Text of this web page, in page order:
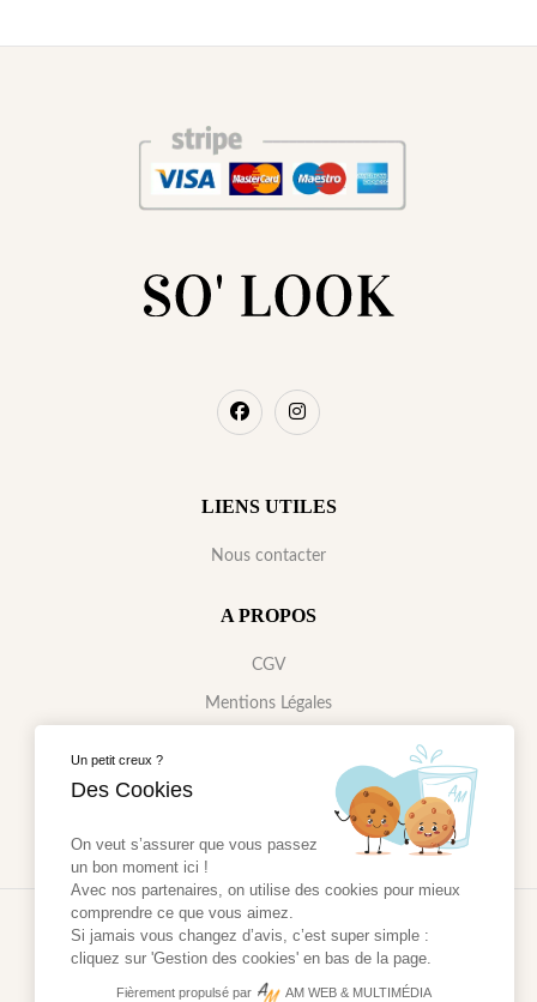
LIENS UTILES
Nous contacter
A PROPOS
CGV
Mentions Légales
Données Personnelles
2024 - Réalisé par AM WEB & MULTIMÉDIA
Un petit creux ?
Des Cookies
On veut s’assurer que vous passez
un bon moment ici !
Avec nos partenaires, on utilise des cookies pour mieux
comprendre ce que vous aimez.
Si jamais vous changez d’avis, c’est super simple :
cliquez sur 'Gestion des cookies' en bas de la page.
Fièrement propulsé par AM WEB & MULTIMÉDIA